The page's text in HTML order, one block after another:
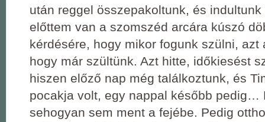
után reggel összepakoltunk, és
előttem van a szomszéd arcára kúszó
kérdésére, hogy mikor fogunk szülni, azt
hogy már szültünk. Azt hitte, időkiesést
hiszen előző nap még találkoztunk, és
pocakja volt, egy nappal később pedig…
sehogyan sem ment a fejébe. Pedig